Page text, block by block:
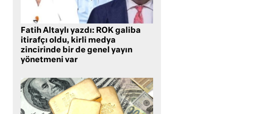
Fatih Altaylı yazdı: ROK galiba
itirafçı oldu, kirli medya
zincirinde bir de genel yayın
yönetmeni var